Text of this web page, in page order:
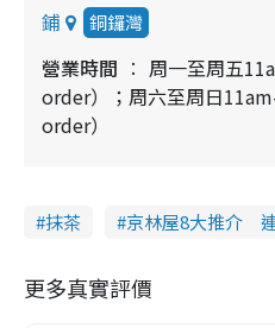
鋪
銅鑼灣
營業時間
周一至周五
order）；周六至周日
order）
抹茶 京林屋8大推介
更多真實評價